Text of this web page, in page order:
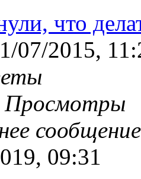
что
07/2015,
Просмотры
09:31